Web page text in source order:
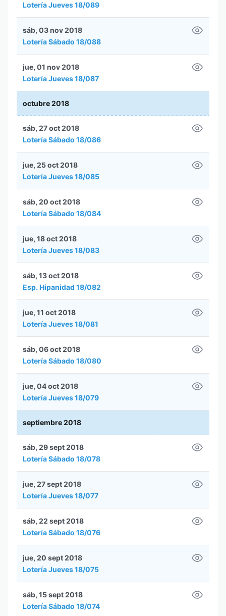
Lotería Jueves 18/089
Lotería Sábado 18/088
sáb, 03 nov 2018
Lotería Jueves 18/087
jue, 01 nov 2018
octubre 2018
Lotería Sábado 18/086
sáb, 27 oct 2018
Lotería Jueves 18/085
jue, 25 oct 2018
Lotería Sábado 18/084
sáb, 20 oct 2018
Lotería Jueves 18/083
jue, 18 oct 2018
Esp. Hipanidad 18/082
sáb, 13 oct 2018
Lotería Jueves 18/081
jue, 11 oct 2018
Lotería Sábado 18/080
sáb, 06 oct 2018
Lotería Jueves 18/079
jue, 04 oct 2018
septiembre 2018
Lotería Sábado 18/078
sáb, 29 sept 2018
Lotería Jueves 18/077
jue, 27 sept 2018
Lotería Sábado 18/076
sáb, 22 sept 2018
Lotería Jueves 18/075
jue, 20 sept 2018
Lotería Sábado 18/074
sáb, 15 sept 2018